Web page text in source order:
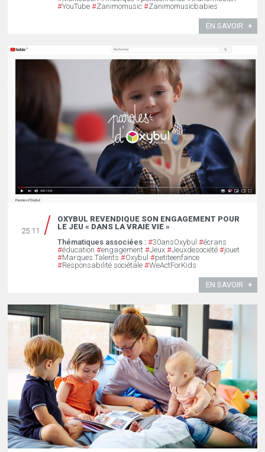
#YouTube #Zanimomusic #Zanimomusicbabies
EN SAVOIR
25.11
OXYBUL REVENDIQUE SON ENGAGEMENT POUR
LE JEU « DANS LA VRAIE VIE »
Thématiques associées : #30ansOxybul #écrans
#éducation #engagement #Jeux #Jeuxdesociété #jouet
#Marques Talents #Oxybul #petiteenfance
#Responsabilité sociétale #WeActForKids
EN SAVOIR